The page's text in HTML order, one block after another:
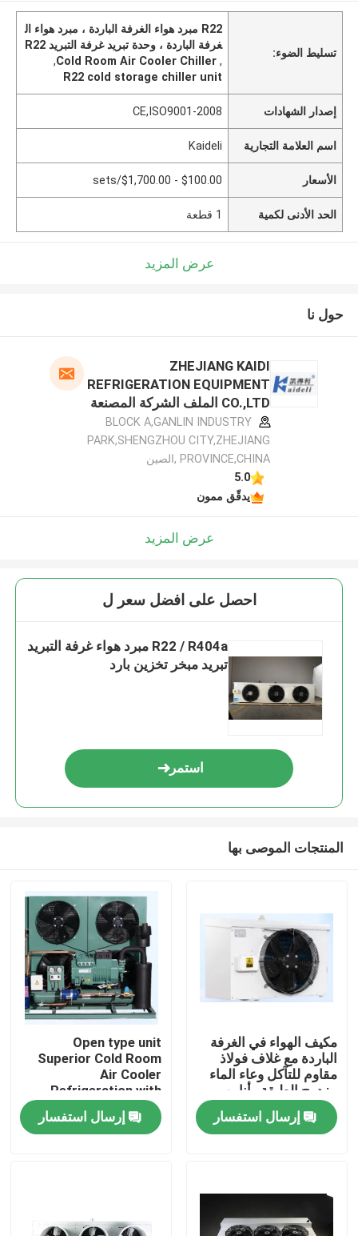
الصفحة الرئيسية
معلومات عنا
تسليط الضوء:
R22 مبرد هواء الغرفة الباردة ، مبرد هواء ال
غرفة الباردة ، وحدة تبريد غرفة التبريد R22
,
Cold Room Air Cooler Chiller
,
R22 cold storage chiller unit
إصدار الشهادات CE,ISO9001-2008
اسم العلامة التجارية Kaideli
الأسعار $100.00 - $1,700.00/sets
الحد الأدنى لكمية 1 قطعة
عرض المزيد
حول نا
ZHEJIANG KAIDI
REFRIGERATION EQUIPMENT
CO.,LTD الملف الشركة المصنعة
BLOCK A,GANLIN INDUSTRY
PARK,SHENGZHOU CITY,ZHEJIANG
PROVINCE,CHINA ,الصين
5.0
يدقّق ممون
عرض المزيد
احصل على افضل سعر ل
R22 / R404a مبرد هواء غرفة التبريد
تبريد مبخر تخزين بارد
استمر
المنتجات الموصى بها
مكيف الهواء في الغرفة
الباردة مع غلاف فولاذ
مقاوم للتآكل وعاء الماء
مزدوج الطبقة وأنابيب
تبادل الحرارة لأداء التبريد
إرسال استفسار
Open type unit
Superior Cold Room
Air Cooler
Refrigeration with
Bitzer Compressor
Comprehensive
Product Line for Wide
إرسال استفسار